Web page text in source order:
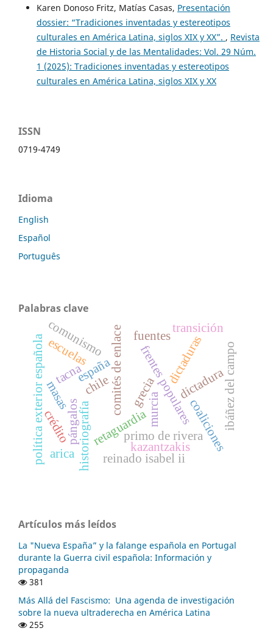
Karen Donoso Fritz, Matías Casas, Presentación
dossier: “Tradiciones inventadas y estereotipos
culturales en América Latina, siglos XIX y XX”. , Revista
de Historia Social y de las Mentalidades: Vol. 29 Núm.
1 (2025): Tradiciones inventadas y estereotipos
culturales en América Latina, siglos XIX y XX
ISSN
0719-4749
Idioma
English
Español
Português
Palabras clave
frentes populares
comités de enlace murcia
retaguardia
historiografía
fuentes
dictadura
españa
primo de rivera
chile ibáñez del campo
dictaduras
pángalos
grecia
kazantzakis
comunismo
coaliciones
masas
reinado isabel ii
política exterior española
transición
crédito
escuelas
arica
tacna
Artículos más leídos
La "Nueva España” y la falange española en Portugal
durante la Guerra civil española: Información y
propaganda
381
Más Allá del Fascismo: Una agenda de investigación
sobre la nueva ultraderecha en América Latina
255